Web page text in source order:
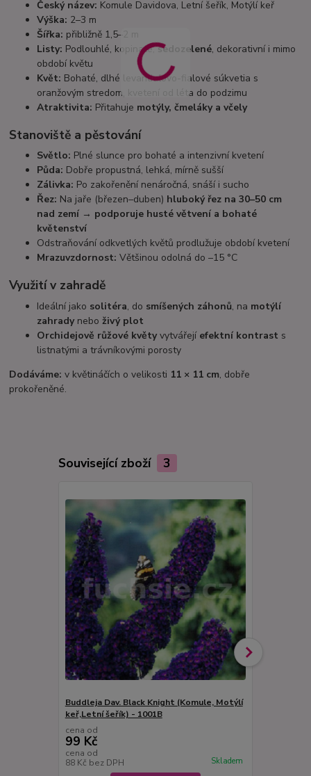
Český název: Komule Davidova, Letní šeřík, Motýlí keř
Výška: 2–3 m
Šířka: přibližně 1,5–2 m
Listy: Podlouhlé, kopinaté,šedozelené, dekorativní i mimo
období květu
Květ: Bohaté, dlhé levanduľovo-fialové súkvetia s
oranžovým stredom, kvetení od léta do podzimu
Atraktivita: Přitahuje motýly, čmeláky a včely
Stanoviště a pěstování
Světlo: Plné slunce pro bohaté a intenzivní kvetení
Půda: Dobře propustná, lehká, mírně sušší
Zálivka: Po zakořenění nenáročná, snáší i sucho
Řez: Na jaře (březen–duben) hluboký řez na 30–50 cm
nad zemí → podporuje husté větvení a bohaté
květenství
Odstraňování odkvetlých květů prodlužuje období kvetení
Mrazuvzdornost: Většinou odolná do –15 °C
Využití v zahradě
Ideální jako solitéra, do smíšených záhonů, na motýlí
zahradyneboživý plot
Orchidejově růžové květyvytvářejí efektní kontrast s
listnatými a trávníkovými porosty
Dodáváme: v květináčích o velikosti 11 × 11 cm, dobře
prokořeněné.
Související zboží 3
Buddleja Dav. Black Knight (Komule, Motýlí
keř,Letní šeřík) - 1001B
cena od
99 Kč
cena od
88 Kč bez DPH Skladem